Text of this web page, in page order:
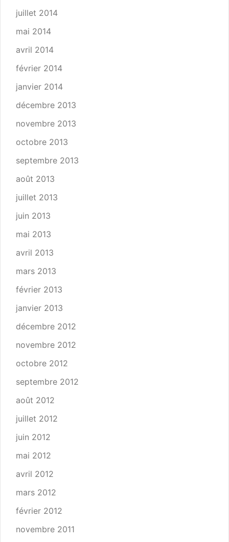
juillet 2014
mai 2014
avril 2014
février 2014
janvier 2014
décembre 2013
novembre 2013
octobre 2013
septembre 2013
août 2013
juillet 2013
juin 2013
mai 2013
avril 2013
mars 2013
février 2013
janvier 2013
décembre 2012
novembre 2012
octobre 2012
septembre 2012
août 2012
juillet 2012
juin 2012
mai 2012
avril 2012
mars 2012
février 2012
novembre 2011